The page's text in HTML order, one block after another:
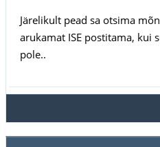
Järelikult pead sa otsima
arukamat ISE postitama, kui
pole..